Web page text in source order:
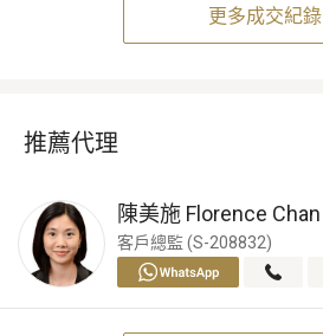
更多成交紀錄
推薦代理
陳美施 Florence Chan
客戶總監 (S-208832)